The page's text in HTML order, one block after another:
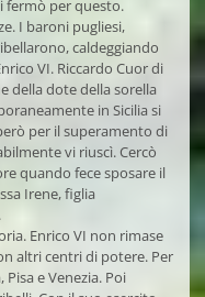
fermò per questo.
I baroni pugliesi,
caldeggiando
VI. Riccardo Cuor di
della dote della sorella
in Sicilia si
per il superamento di
vi riuscì. Cercò
quando fece sposare il
Irene, figlia
Enrico VI non rimase
altri centri di potere. Per
e Venezia. Poi